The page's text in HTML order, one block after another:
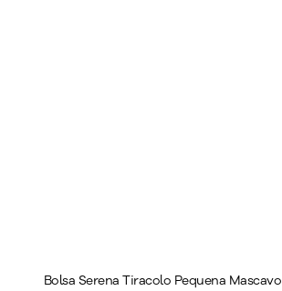
Bolsa Serena Tiracolo Pequena Mascavo